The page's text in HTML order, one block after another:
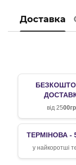
Доставка
від 25
ТЕРМІНОВА -
у найкоротші